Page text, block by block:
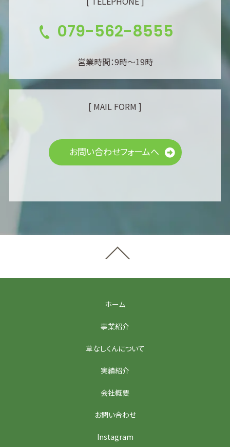
079-562-8555
営業時間：9時～19時
[ MAIL FORM ]
お問い合わせフォームへ
ホーム
事業紹介
草なしくんについて
実績紹介
会社概要
お問い合わせ
Instagram